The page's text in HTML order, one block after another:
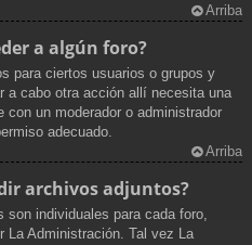
Arriba
a algún foro?
para ciertos usuarios o grupos y
a cabo otra acción allí necesita una
un moderador o administrador
adecuado.
Arriba
archivos adjuntos?
son individuales para cada foro,
La Administración. Tal vez La